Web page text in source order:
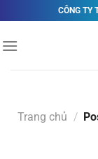
to
content
CÔNG TY
Trang chủ /